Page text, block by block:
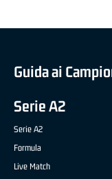
Guida ai
Serie A2
Serie A2
Formula
Live Match